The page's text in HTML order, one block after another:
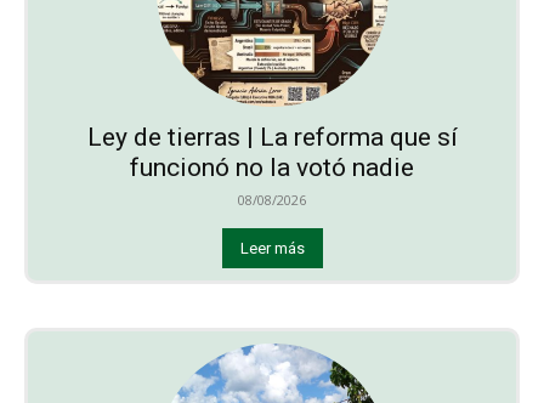
Ley de tierras | La reforma que sí
funcionó no la votó nadie
08/08/2026
Leer más